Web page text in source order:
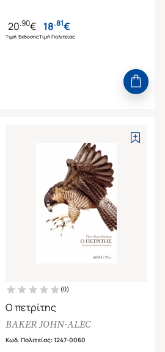
20.90€
Τιμή Έκδοσης
18.81€
Τιμή Πολιτείας
(0)
Ο πετρίτης
BAKER JOHN-ALEC
Κωδ. Πολιτείας:1247-0060